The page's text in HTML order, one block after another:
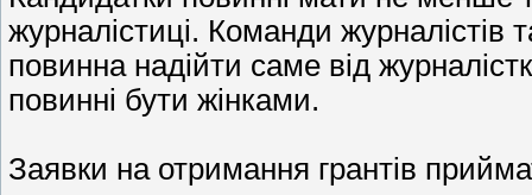
журналістиці. Команди
повинна надійти саме від
повинні бути жінками.
Заявки на отримання грантів